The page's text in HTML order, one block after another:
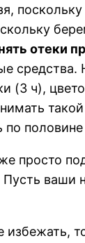
отеки
ч),
половине
просто
ваши